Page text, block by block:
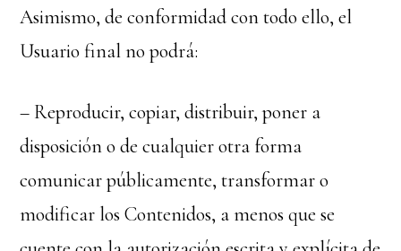
Asimismo, de conformidad con todo ello, el
Usuario final no podrá:
– Reproducir, copiar, distribuir, poner a
disposición o de cualquier otra forma
comunicar públicamente, transformar o
modificar los Contenidos, a menos que se